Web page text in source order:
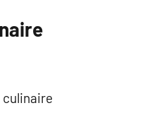
culinaire